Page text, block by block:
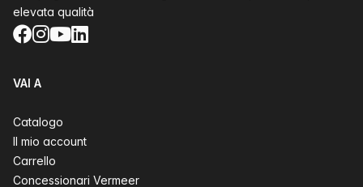
elevata qualità
Facebook
Instagram
YouTube
LinkedIn
VAI A
Catalogo
Il mio account
Carrello
Concessionari Vermeer